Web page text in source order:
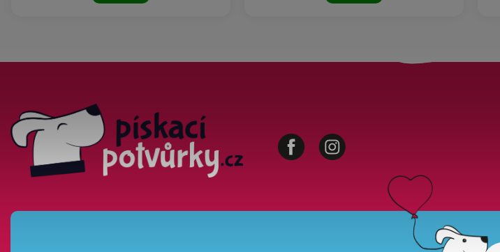
FacebookInstagram